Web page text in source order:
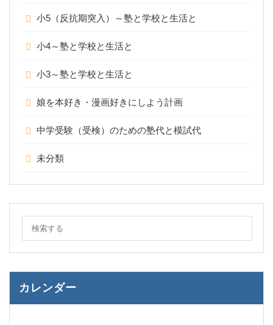
小5（反抗期突入）～塾と学校と生活と
小4～塾と学校と生活と
小3～塾と学校と生活と
娘を本好き・漫画好きにしよう計画
中学受験（受検）のための塾代と模試代
未分類
カレンダー